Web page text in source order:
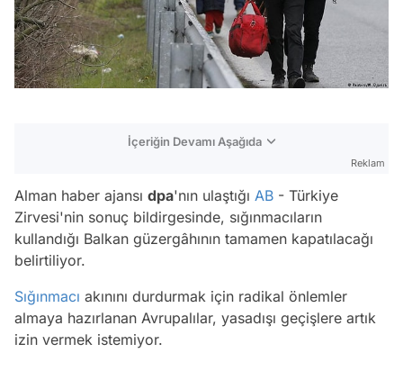
İçeriğin Devamı Aşağıda
Reklam
Alman haber ajansı dpa'nın ulaştığı AB - Türkiye
Zirvesi'nin sonuç bildirgesinde, sığınmacıların
kullandığı Balkan güzergâhının tamamen kapatılacağı
belirtiliyor.
Sığınmacı akınını durdurmak için radikal önlemler
almaya hazırlanan Avrupalılar, yasadışı geçişlere artık
izin vermek istemiyor.